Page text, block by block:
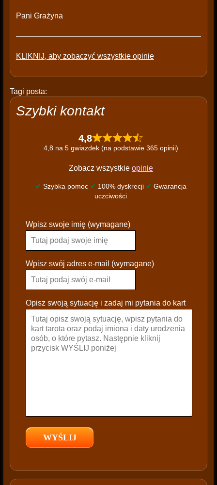
Pani Grażyna
KLIKNIJ, aby zobaczyć wszystkie opinie
Tagi posta:
Szybki kontakt
4,8
4,8 na 5 gwiazdek (na podstawie 365 opinii)
Zobacz wszystkie opinie
✔ Szybka pomoc ✔ 100% dyskrecji ✔ Gwarancja
uczciwości
l
a
s
e
a
e
e
p
Wpisz swoje imię (wymagane)
Wpisz swój adres e-mail (wymagane)
Opisz swoją sytuację i zadaj mi pytania do kart